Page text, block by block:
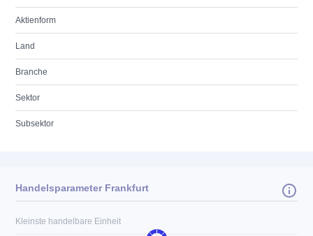
Aktienform
Land
Branche
Sektor
Subsektor
Handelsparameter Frankfurt
Kleinste handelbare Einheit